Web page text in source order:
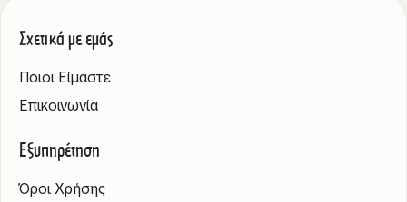
Σχετικά με εμάς
Ποιοι Είμαστε
Επικοινωνία
Εξυπηρέτηση
Όροι Χρήσης